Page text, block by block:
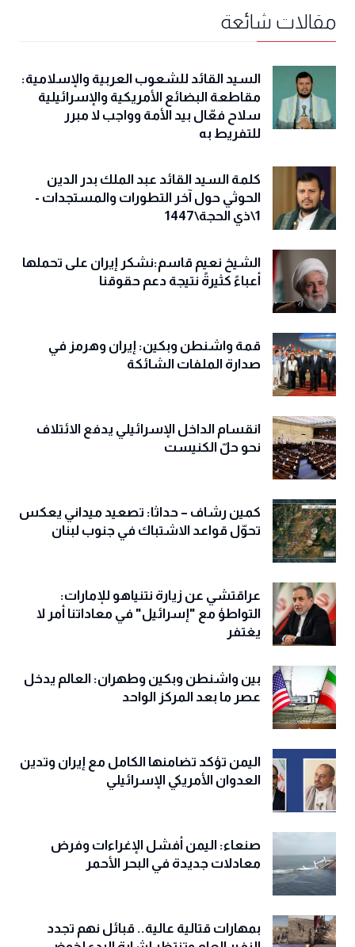
مقالات شائعة
السيد القائد للشعوب العربية والإسلامية:
مقاطعة البضائع الأمريكية والإسرائيلية
سلاح فعّال بيد الأمة وواجب لا مبرر
للتفريط به
كلمة السيد القائد عبد الملك بدر الدين
الحوثي حول آخر التطورات والمستجدات -
1\ذي الحجة\1447
الشيخ نعيم قاسم:نشكر إيران على تحملها
أعباءً كثيرةً نتيجة دعم حقوقنا
قمة واشنطن وبكين: إيران وهرمز في
صدارة الملفات الشائكة
انقسام الداخل الإسرائيلي يدفع الائتلاف
نحو حلّ الكنيست
كمين رشاف – حداثا: تصعيد ميداني يعكس
تحوّل قواعد الاشتباك في جنوب لبنان
عراقتشي عن زيارة نتنياهو للإمارات:
التواطؤ مع "إسرائيل" في معاداتنا أمر لا
يغتفر
بين واشنطن وبكين وطهران: العالم يدخل
عصر ما بعد المركز الواحد
اليمن تؤكد تضامنها الكامل مع إيران وتدين
العدوان الأمريكي الإسرائيلي
صنعاء: اليمن أفشل الإغراءات وفرض
معادلات جديدة في البحر الأحمر
بمهارات قتالية عالية.. قبائل نهم تجدد